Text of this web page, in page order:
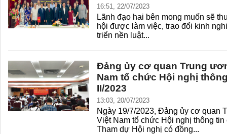
16:51, 22/07/2023
Lãnh đạo hai bên mong muốn sẽ
hội được làm việc, trao đổi kinh
triển nền luật...
Đảng ủy cơ quan Trung
Nam tổ chức Hội nghị
II/2023
13:03, 20/07/2023
Ngày 19/7/2023, Đảng ủy cơ quan
Việt Nam tổ chức Hội nghị thông tin
Tham dự Hội nghị có đồng...